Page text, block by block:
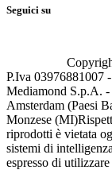
Seguici su
P.Iva 03976881007
Mediamond S.p.A.
Amsterdam (Paesi
Monzese (MI)
riprodotti è vietata
sistemi di
espresso di